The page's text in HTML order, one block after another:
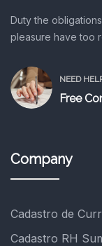
Duty the
pleasure have too
NEED
Free
Company
Cadastro de
Cadastro RH